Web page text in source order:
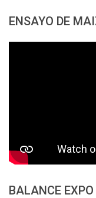
ENSAYO DE
BALANCE